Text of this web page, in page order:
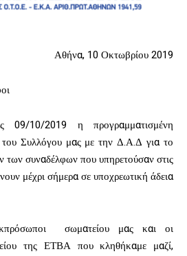
Αθήνα, 10 Οκτωβρίου 2019
09/10/2019 η προγραμματισμένη
Συλλόγου μας με την Δ.Α.Δ για το
των συναδέλφων που υπηρετούσαν στις
μέχρι σήμερα σε υποχρεωτική άδεια
σωματείου μας και οι
της ΕΤΒΑ που κληθήκαμε μαζί,